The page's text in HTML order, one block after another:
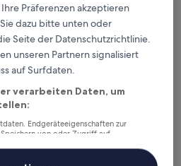
(24 Bewertungen)
Der
beträgt
106 €
9. Aug.–10. Aug.
Präferenzen akzeptieren
dazu bitte unten oder
Seite der Datenschutzrichtlinie.
unseren Partnern signalisiert
auf Surfdaten.
verarbeiten Daten, um
Endgeräteeigenschaften zur
von oder Zugriff auf
und der Performance von Inhalten,
und Verbesserung von